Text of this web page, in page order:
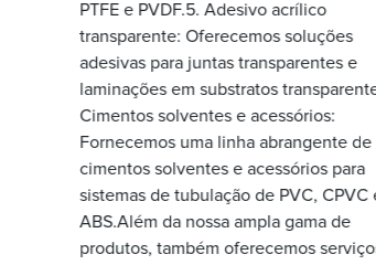
PTFE e PVDF.5. Adesivo acrílico
transparente: Oferecemos soluções
adesivas para juntas transparentes e
laminações em substratos
Cimentos solventes e acessórios:
Fornecemos uma linha abrangente de
cimentos solventes e acessórios para
sistemas de tubulação de PVC, CPVC
ABS.Além da nossa ampla gama de
produtos, também oferecemos